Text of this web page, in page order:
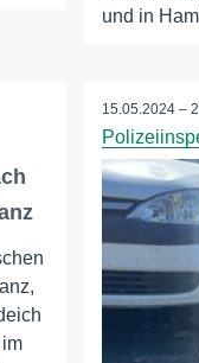
und in
15.05.2024 –